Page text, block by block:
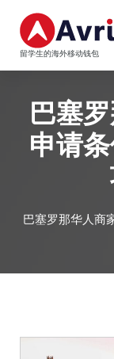
留学生的海外移动钱包
巴塞
申请
巴塞罗那华人商